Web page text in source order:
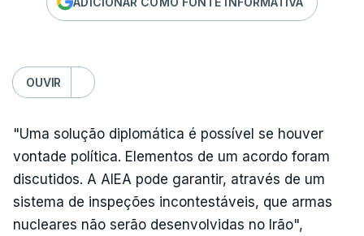
OUVIR
"Uma solução diplomática é possível se houver
vontade política. Elementos de um acordo foram
discutidos. A AIEA pode garantir, através de um
sistema de inspeções incontestáveis, que armas
nucleares não serão desenvolvidas no Irão",